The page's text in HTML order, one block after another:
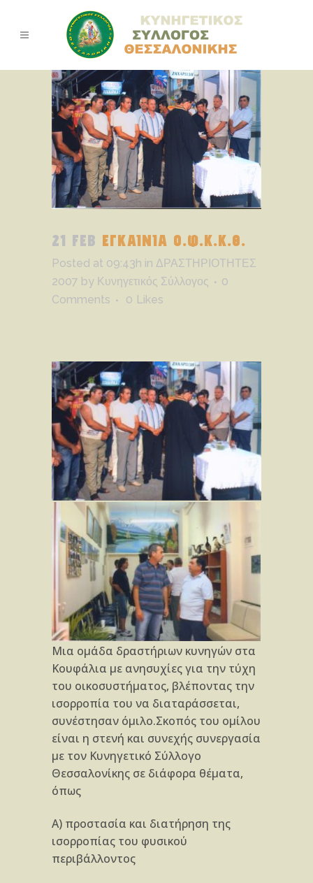
21 FEB ΕΓΚΑΙΝΙΑ Ο.Φ.Κ.Κ.Θ.
Posted at 09:43h in ΔΡΑΣΤΗΡΙΟΤΗΤΕΣ
2007 by Κυνηγετικός Σύλλογος
0
Comments
0 Likes
Μια ομάδα δραστήριων κυνηγών στα
Κουφάλια με ανησυχίες για την τύχη
του οικοσυστήματος, βλέποντας την
ισορροπία του να διαταράσσεται,
συνέστησαν όμιλο.Σκοπός του ομίλου
είναι η στενή και συνεχής συνεργασία
με τον Κυνηγετικό Σύλλογο
Θεσσαλονίκης σε διάφορα θέματα,
όπως
Α) προστασία και διατήρηση της
ισορροπίας του φυσικού
περιβάλλοντος